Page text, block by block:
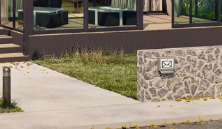
Zimní zahrady
Solární zimní